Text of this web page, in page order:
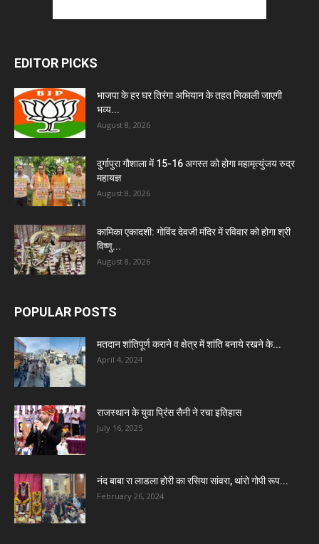
EDITOR PICKS
भाजपा के हर घर तिरंगा अभियान के तहत निकाली जाएगी
भव्य...
August 8, 2026
दुर्गापुरा गौशाला में 15-16 अगस्त को होगा महामृत्युंजय रुद्र
महायज्ञ
August 8, 2026
कामिका एकादशी: गोविंद देवजी मंदिर में रविवार को होगा श्री
विष्णु...
August 8, 2026
POPULAR POSTS
मतदान शांतिपूर्ण कराने व क्षेत्र में शांति बनाये रखने के...
April 4, 2024
राजस्थान के युवा प्रिंस सैनी ने रचा इतिहास
July 16, 2025
नंद बाबा रा लाडला होरी का रसिया सांवरा, थांरो गोपी रूप...
February 26, 2024